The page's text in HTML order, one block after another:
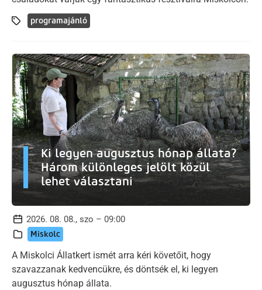
programajánló
Ki legyen augusztus hónap állata?
Három különleges jelölt közül
lehet választani
2026. 08. 08., szo – 09:00
Miskolc
A Miskolci Állatkert ismét arra kéri követőit, hogy
szavazzanak kedvencükre, és döntsék el, ki legyen
augusztus hónap állata.